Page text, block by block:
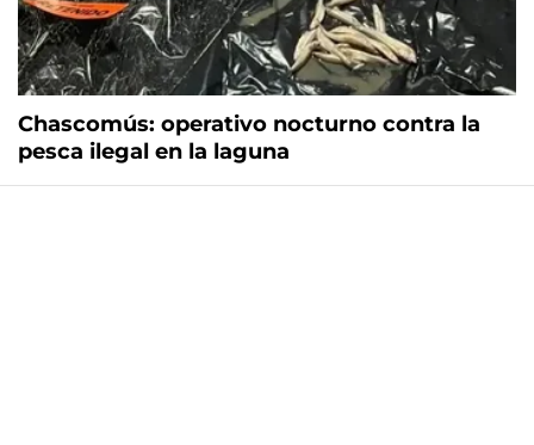
Chascomús: operativo nocturno contra la
pesca ilegal en la laguna